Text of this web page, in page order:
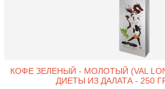
КОФЕ ЗЕЛЕНЫЙ - МОЛОТЫЙ (VAL
ДИЕТЫ ИЗ ДАЛАТА - 250